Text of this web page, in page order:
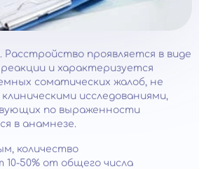
Расстройство проявляется в виде
и характеризуется
соматических жалоб, не
исследованиями,
по выраженности
в анамнезе.
количество
10-50% от общего числа